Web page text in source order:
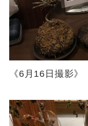
《6月16日撮影》